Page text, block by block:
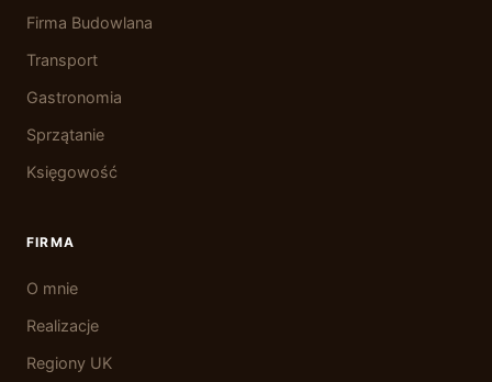
Firma Budowlana
Transport
Gastronomia
Sprzątanie
Księgowość
FIRMA
O mnie
Realizacje
Regiony UK